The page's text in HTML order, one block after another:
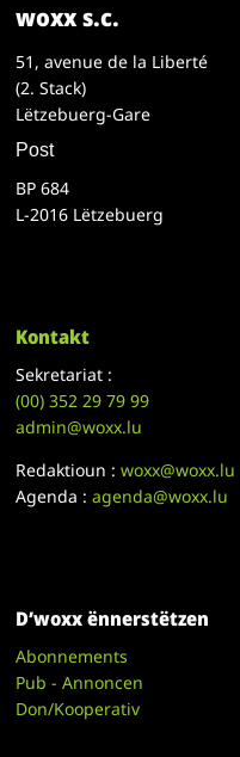
woxx s.c.
51, avenue de la Liberté
(2. Stack)
Lëtzebuerg-Gare
Post
BP 684
L-2016 Lëtzebuerg
Kontakt
Sekretariat :
(00)352 29 79 99
admin@woxx.lu
Redaktioun :woxx@woxx.lu
Agenda :agenda@woxx.lu
D’woxx ënnerstëtzen
Abonnements
Pub - Annoncen
Don/Kooperativ